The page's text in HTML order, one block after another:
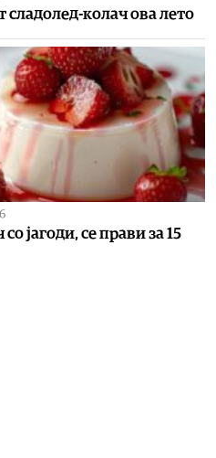
сладолед-колач ова лето
јагоди, се прави за 15